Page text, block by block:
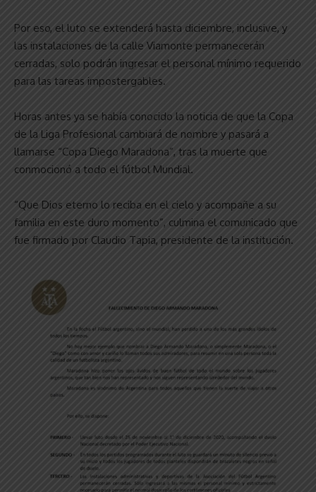
Por eso, el luto se extenderá hasta diciembre, inclusive, y
las instalaciones de la calle Viamonte permanecerán
cerradas, solo podrán ingresar el personal mínimo requerido
para las tareas impostergables.
Horas antes ya se había conocido la noticia de que la Copa
de la Liga Profesional cambiará de nombre y pasará a
llamarse “Copa Diego Maradona”, tras la muerte que
conmocionó a todo el fútbol Mundial.
“Que Dios eterno lo reciba en el cielo y acompañe a su
familia en este duro momento”, culmina el comunicado que
fue firmado por Claudio Tapia, presidente de la institución.